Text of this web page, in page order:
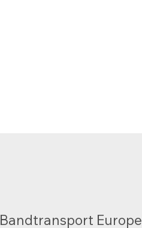
Bandtransport Europe